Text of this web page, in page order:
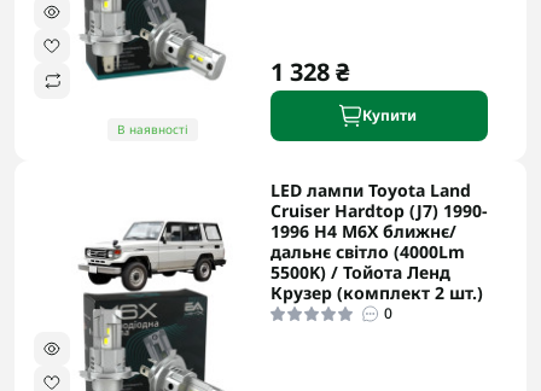
В наявності
1 328 ₴
Купити
LED лампи Toyota Land
Cruiser Hardtop (J7) 1990-
1996 H4 M6X ближнє/
дальнє світло (4000Lm
5500K) / Тойота Ленд
Крузер (комплект 2 шт.)
0